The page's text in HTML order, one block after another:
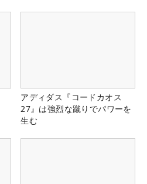
アディダス『コードカオス
27』は強烈な蹴りでパワーを
生む